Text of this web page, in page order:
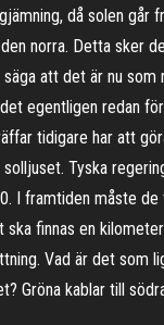
då solen går
norra. Detta sker
säga att det är nu som
egentligen redan
tidigare har att
Tyska
I framtiden måste
ska finnas en
Vad är det som
Gröna kablar till